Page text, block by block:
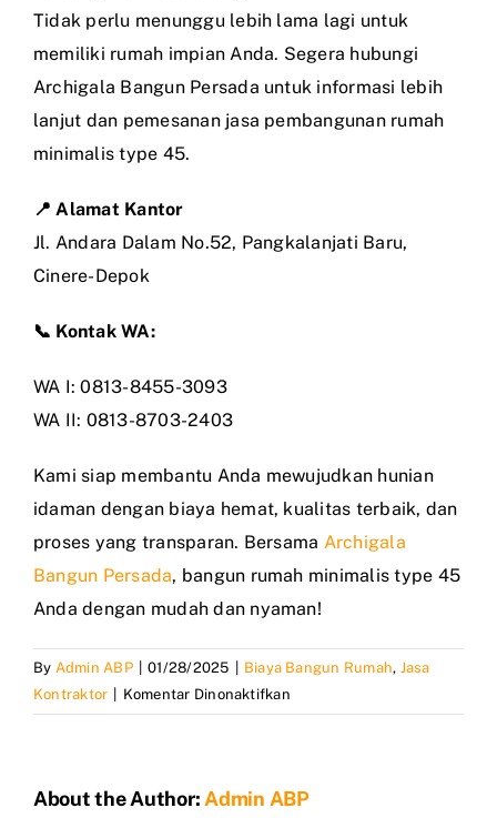
Tidak perlu menunggu lebih lama lagi untuk
memiliki rumah impian Anda. Segera hubungi
Archigala Bangun Persada untuk informasi lebih
lanjut dan pemesanan jasa pembangunan rumah
minimalis type 45.
📍 Alamat Kantor
Jl. Andara Dalam No.52, Pangkalanjati Baru,
Cinere-Depok
📞 Kontak WA:
WA I: 0813-8455-3093
WA II: 0813-8703-2403
Kami siap membantu Anda mewujudkan hunian
idaman dengan biaya hemat, kualitas terbaik, dan
proses yang transparan. Bersama Archigala
Bangun Persada, bangun rumah minimalis type 45
Anda dengan mudah dan nyaman!
By Admin ABP 01/28/2025 Biaya Bangun Rumah, Jasa
Kontraktor
Komentar Dinonaktifkanpada
Jasa
Minimalis
About the Author: Admin ABP